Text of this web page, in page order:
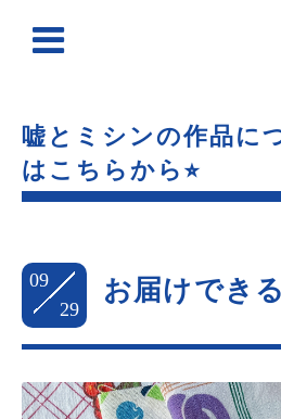
嘘とミシンの作品に
はこちらから⭐︎
09
29
お届けでき